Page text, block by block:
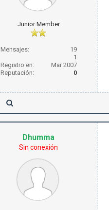
Junior Member
Mensajes:
19
1
Registro en:
Mar 2007
Reputación:
0
Dhumma
Sin conexión